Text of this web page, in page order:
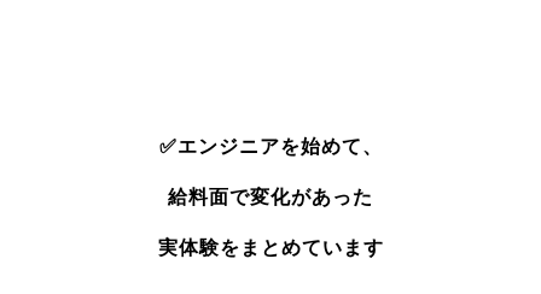
✅エンジニアを始めて、
給料面で変化があった
実体験をまとめています